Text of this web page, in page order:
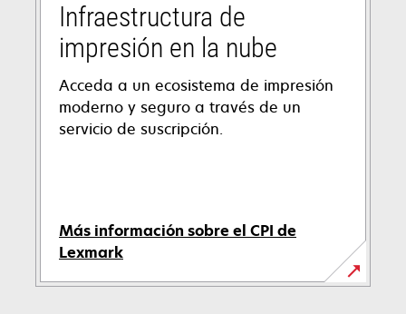
Infraestructura de
impresión en la nube
Acceda a un ecosistema de impresión
moderno y seguro a través de un
servicio de suscripción.
Más información sobre el CPI de
Lexmark